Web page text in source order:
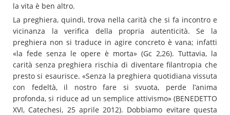
la vita è ben altro.
La preghiera, quindi, trova nella carità che si fa incontro e
vicinanza la verifica della propria autenticità. Se la
preghiera non si traduce in agire concreto è vana; infatti
«la fede senza le opere è morta» (Gc 2,26). Tuttavia, la
carità senza preghiera rischia di diventare filantropia che
presto si esaurisce. «Senza la preghiera quotidiana vissuta
con fedeltà, il nostro fare si svuota, perde l’anima
profonda, si riduce ad un semplice attivismo» (BENEDETTO
XVI, Catechesi, 25 aprile 2012). Dobbiamo evitare questa